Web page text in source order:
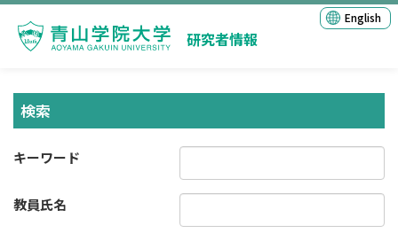
研究者情報
English
検索
キーワード
教員氏名